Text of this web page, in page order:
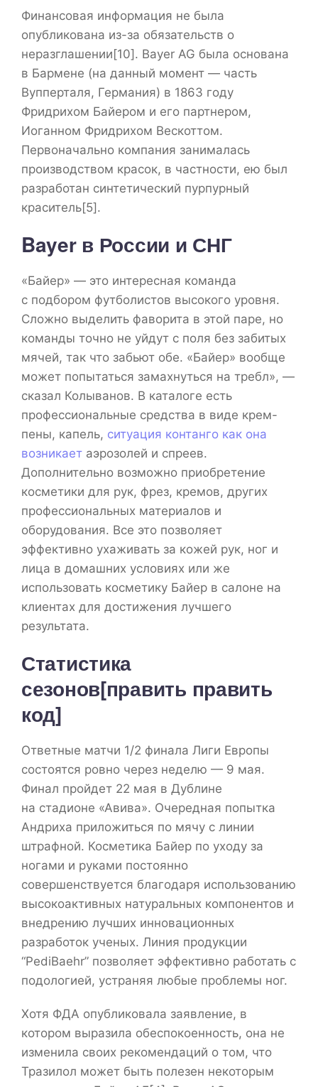
Финансовая информация не была
опубликована из-за обязательств о
неразглашении[10]. Bayer AG была основана
в Бармене (на данный момент — часть
Вупперталя, Германия) в 1863 году
Фридрихом Байером и его партнером,
Иоганном Фридрихом Вескоттом.
Первоначально компания занималась
производством красок, в частности, ею был
разработан синтетический пурпурный
краситель[5].
Bayer в России и СНГ
«Байер» — это интересная команда
с подбором футболистов высокого уровня.
Сложно выделить фаворита в этой паре, но
команды точно не уйдут с поля без забитых
мячей, так что забьют обе. «Байер» вообще
может попытаться замахнуться на требл», —
сказал Колыванов. В каталоге есть
профессиональные средства в виде крем-
пены, капель, ситуация контанго как она
возникает аэрозолей и спреев.
Дополнительно возможно приобретение
косметики для рук, фрез, кремов, других
профессиональных материалов и
оборудования. Все это позволяет
эффективно ухаживать за кожей рук, ног и
лица в домашних условиях или же
использовать косметику Байер в салоне на
клиентах для достижения лучшего
результата.
Статистика
сезонов[править править
код]
Ответные матчи 1/2 финала Лиги Европы
состоятся ровно через неделю — 9 мая.
Финал пройдет 22 мая в Дублине
на стадионе «Авива». Очередная попытка
Андриха приложиться по мячу с линии
штрафной. Косметика Байер по уходу за
ногами и руками постоянно
совершенствуется благодаря использованию
высокоактивных натуральных компонентов и
внедрению лучших инновационных
разработок ученых. Линия продукции
“PediBaehr” позволяет эффективно работать с
подологией, устраняя любые проблемы ног.
Хотя ФДА опубликовала заявление, в
котором выразила обеспокоенность, она не
изменила своих рекомендаций о том, что
Тразилол может быть полезен некоторым